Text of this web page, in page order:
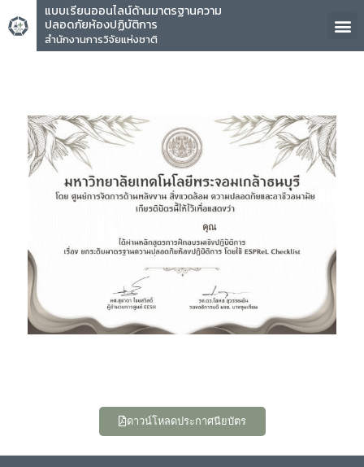
แบบเรียนออนไลน์ด้านมาตรฐานความ
ปลอดภัยห้องปฏิบัติการ
สำนักงานการวิจัยแห่งชาติ
คุณ
ดาวน์โหลดประกาศนียบัตร